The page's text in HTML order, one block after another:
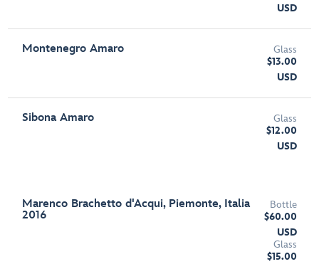
USD
Montenegro Amaro
Glass
$13.00
USD
Sibona Amaro
Glass
$12.00
USD
Marenco Brachetto d'Acqui, Piemonte, Italia
2016
Bottle
$60.00
USD
Glass
$15.00